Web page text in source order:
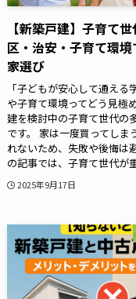
【新築戸建】子育て
区・治安・子育て環
家選び
「子どもが安心して通える
や子育て環境ってどう見極
建を検討中の子育て世代の
です。 家は一度買ってしま
れないため、失敗や後悔は
の記事では、子育て世代が
2025年9月17日